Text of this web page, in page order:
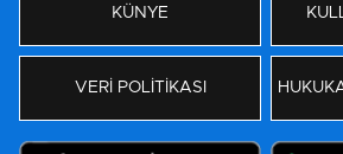
KÜNYE
VERİ POLİTİKASI